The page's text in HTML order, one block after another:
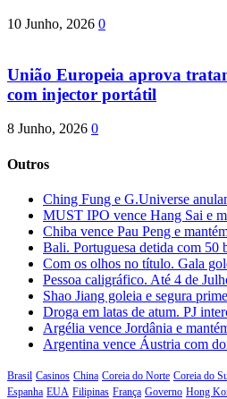
10 Junho, 2026 0
União Europeia aprova
com injector portátil
8 Junho, 2026 0
Outros
Ching Fung e G.Universe
MUST IPO vence Hang Sai e
Chiba vence Pau Peng e
Bali. Portuguesa detida com 50
Com os olhos no título. Gala
Pessoa caligráfico. Até 4 de
Shao Jiang goleia e segura
Droga em latas de atum. PJ
Argélia vence Jordânia e
Argentina vence Áustria com
Brasil Casinos China Coreia do Norte Coreia do
Espanha EUA Filipinas França Governo Hong